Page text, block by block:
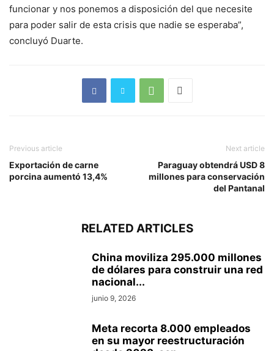
funcionar y nos ponemos a disposición del que necesite
para poder salir de esta crisis que nadie se esperaba”,
concluyó Duarte.
Previous article
Exportación de carne
porcina aumentó 13,4%
Next article
Paraguay obtendrá USD 8
millones para conservación
del Pantanal
RELATED ARTICLES
China moviliza 295.000 millones
de dólares para construir una red
nacional...
junio 9, 2026
Meta recorta 8.000 empleados
en su mayor reestructuración